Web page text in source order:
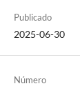
Publicado
2025-06-30
Número